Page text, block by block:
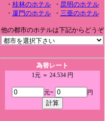
・ 桂林のホテル・ 昆明のホテル
・ 厦門のホテル・ 三亜のホテル
他の都市のホテルは下記からどうぞ
為替レート
1元 ＝ 24.534 円
元= 円